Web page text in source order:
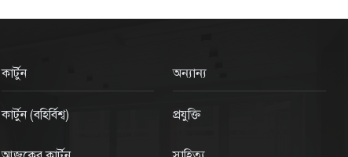
কার্টুন
কার্টুন (বহির্বিশ্ব)
অন্যান্য
প্রযুক্তি